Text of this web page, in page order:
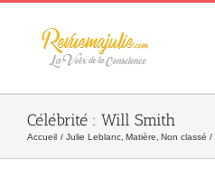
Skip
Célébrité : Will Smith
Accueil Julie Leblanc Matière Non classé